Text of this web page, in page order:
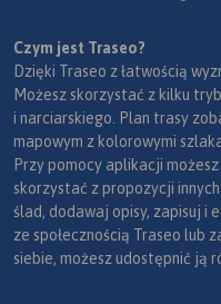
Czym jest Traseo?
Dzięki Traseo z łatwością
Możesz skorzystać z kilku
i narciarskiego. Plan trasy
mapowym z kolorowymi
Przy pomocy aplikacji
skorzystać z propozycji
ślad, dodawaj opisy, zapisuj i
ze społecznością Traseo lub
siebie, możesz udostępnić ją